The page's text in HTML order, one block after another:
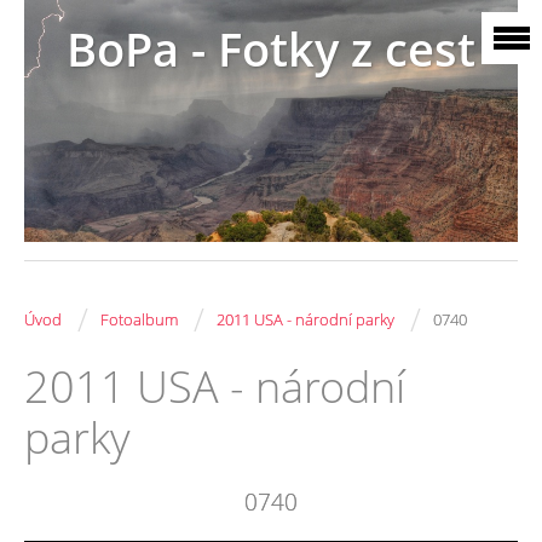
BoPa - Fotky z cest
Úvod / Fotoalbum / 2011 USA - národní parky / 0740
2011 USA - národní
parky
0740